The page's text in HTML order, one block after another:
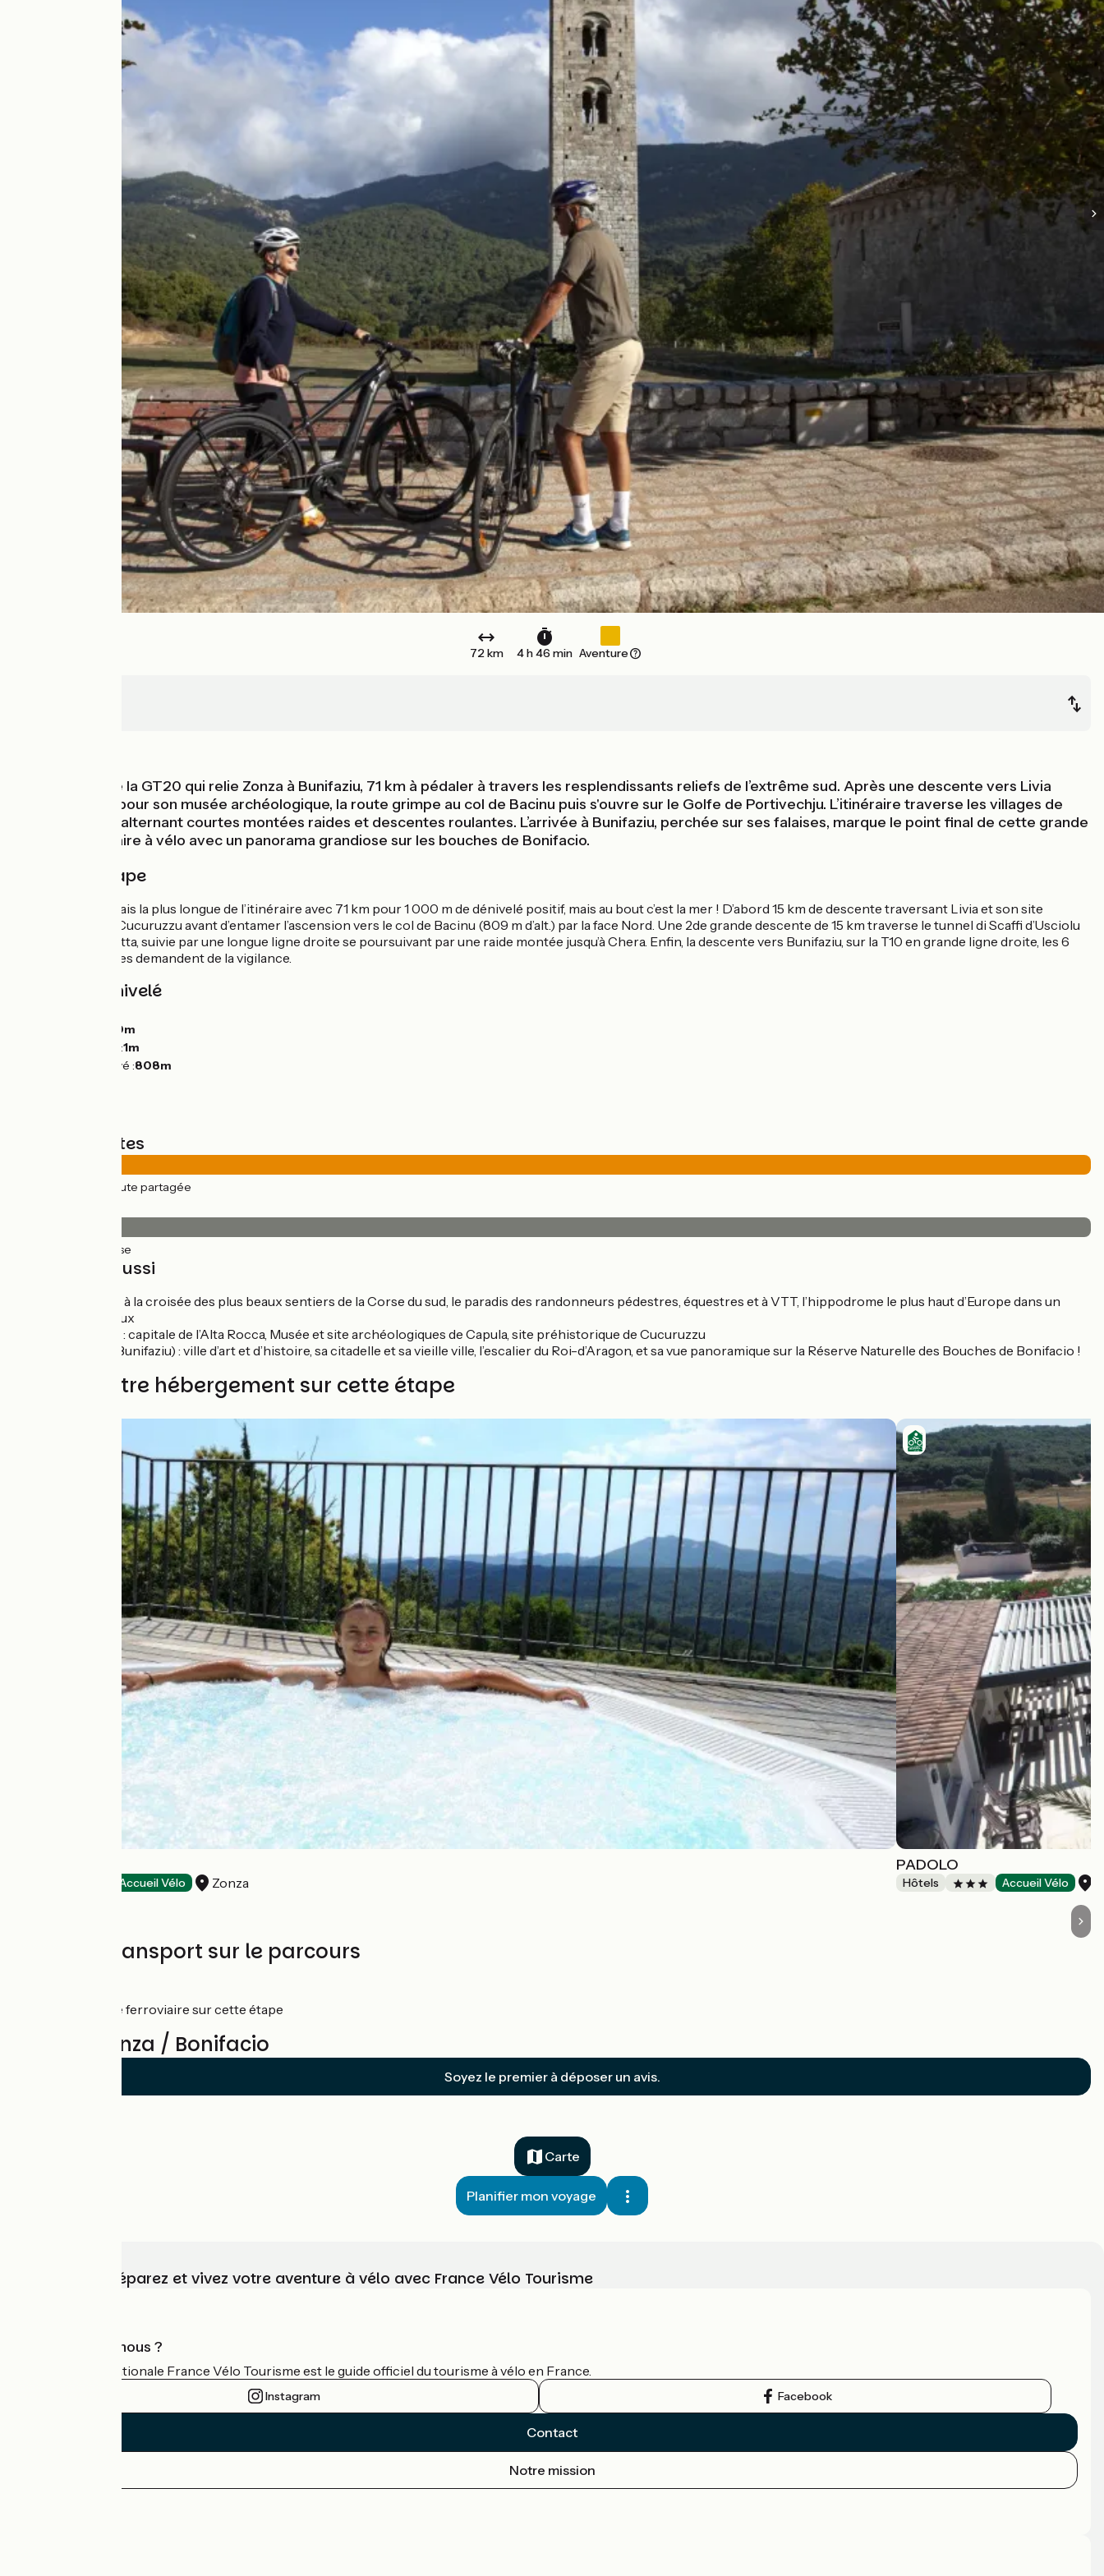
72 km 4 h 46 min Aventure
Ultime étape de la GT20 qui relie Zonza à Bunifaziu, 71 km à pédaler à travers les resplendissants reliefs de l’extrême sud. Après une descente vers Livia
(Levie) connue pour son musée archéologique, la route grimpe au col de Bacinu puis s'ouvre sur le Golfe de Portivechju. L’itinéraire traverse les villages de
Sotta et Chera, alternant courtes montées raides et descentes roulantes. L’arrivée à Bunifaziu, perchée sur ses falaises, marque le point final de cette grande
traversée insulaire à vélo avec un panorama grandiose sur les bouches de Bonifacio.
Détail de l'étape
Dernière étape mais la plus longue de l’itinéraire avec 71 km pour 1 000 m de dénivelé positif, mais au bout c’est la mer ! D’abord 15 km de descente traversant Livia et son site
préhistorique de Cucuruzzu avant d’entamer l’ascension vers le col de Bacinu (809 m d’alt.) par la face Nord. Une 2de grande descente de 15 km traverse le tunnel di Scaffi d’Usciolu
pour rejoindre Sotta, suivie par une longue ligne droite se poursuivant par une raide montée jusqu’à Chera. Enfin, la descente vers Bunifaziu, sur la T10 en grande ligne droite, les 6
derniers kilomètres demandent de la vigilance.
Pentes et dénivelé
1770m
Point le plus bas :1m
Point le plus élevé :808m
Types de routes
(100%) Route partagée
(100%) Lisse
À découvrir aussi
: spot à la croisée des plus beaux sentiers de la Corse du sud, le paradis des randonneurs pédestres, équestres et à VTT, l’hippodrome le plus haut d’Europe dans un
cadre fabuleux
(Livia) : capitale de l’Alta Rocca, Musée et site archéologiques de Capula, site préhistorique de Cucuruzzu
(Bunifaziu) : ville d’art et d’histoire, sa citadelle et sa vieille ville, l’escalier du Roi-d’Aragon, et sa vue panoramique sur la Réserve Naturelle des Bouches de Bonifacio !
Trouvez votre hébergement sur cette étape
Accueil Vélo Zonza
PADOLO
Hôtels Accueil Vélo
Trains et transport sur le parcours
Aucune gare ferroviaire sur cette étape
Avis sur Zonza / Bonifacio
Soyez le premier à déposer un avis.
Carte
Planifier mon voyage
Choisissez, préparez et vivez votre aventure à vélo avec France Vélo Tourisme
Qui sommes-nous ?
L'association nationale France Vélo Tourisme est le guide officiel du tourisme à vélo en France.
Instagram Facebook
Contact
Notre mission